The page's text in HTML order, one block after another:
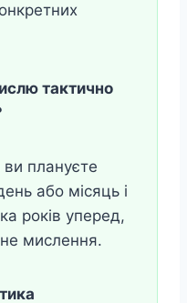
тактично
плануєте
або місяць і
років уперед,
мислення.